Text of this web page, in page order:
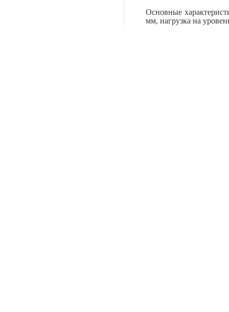
Основные
мм, нагрузка на